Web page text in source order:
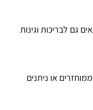
גם לבריכות וגינות
או ניתנים